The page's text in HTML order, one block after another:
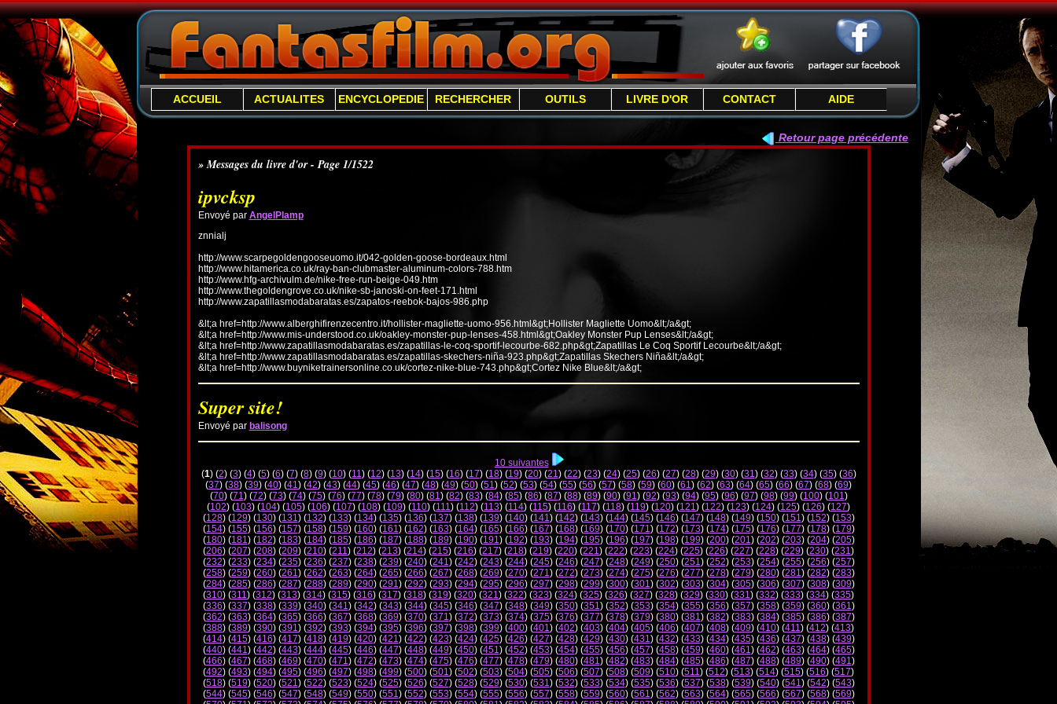
ACCUEIL ACTUALITES ENCYCLOPEDIE RECHERCHER OUTILS LIVRE D'OR CONTACT AIDE
Retour page précédente
» Messages du livre d'or - Page 1/1522
ipvcksp
Envoyé par AngelPlamp
znnialj
http://www.scarpegoldengooseuomo.it/042-golden-goose-bordeaux.html
http://www.hitamerica.co.uk/ray-ban-clubmaster-aluminum-colors-788.htm
http://www.hfg-archivulm.de/nike-free-run-beige-049.htm
http://www.thegoldengrove.co.uk/nike-sb-janoski-on-feet-171.html
http://www.zapatillasmodabaratas.es/zapatos-reebok-bajos-986.php
&lt;a href=http://www.alberghifirenzecentro.it/hollister-magliette-uomo-956.html&gt;Hollister Magliette Uomo&lt;/a&gt;
&lt;a href=http://www.mis-understood.co.uk/oakley-monster-pup-lenses-458.html&gt;Oakley Monster Pup Lenses&lt;/a&gt;
&lt;a href=http://www.zapatillasmodabaratas.es/zapatillas-le-coq-sportif-lecourbe-682.php&gt;Zapatillas Le Coq Sportif Lecourbe&lt;/a&gt;
&lt;a href=http://www.zapatillasmodabaratas.es/zapatillas-skechers-niña-923.php&gt;Zapatillas Skechers Niña&lt;/a&gt;
&lt;a href=http://www.buyniketrainersonline.co.uk/cortez-nike-blue-743.php&gt;Cortez Nike Blue&lt;/a&gt;
Super site!
Envoyé par balisong
10 suivantes
(1) (2) (3) (4) (5) (6) (7) (8) (9) (10) (11) (12) (13) (14) (15) (16) (17) (18) (19) (20) (21) (22) (23) (24) (25) (26) (27) (28) (29) (30) (31) (32) (33) (34) (35) (36)
(37) (38) (39) (40) (41) (42) (43) (44) (45) (46) (47) (48) (49) (50) (51) (52) (53) (54) (55) (56) (57) (58) (59) (60) (61) (62) (63) (64) (65) (66) (67) (68) (69)
(70) (71) (72) (73) (74) (75) (76) (77) (78) (79) (80) (81) (82) (83) (84) (85) (86) (87) (88) (89) (90) (91) (92) (93) (94) (95) (96) (97) (98) (99) (100) (101)
(102) (103) (104) (105) (106) (107) (108) (109) (110) (111) (112) (113) (114) (115) (116) (117) (118) (119) (120) (121) (122) (123) (124) (125) (126) (127)
(128) (129) (130) (131) (132) (133) (134) (135) (136) (137) (138) (139) (140) (141) (142) (143) (144) (145) (146) (147) (148) (149) (150) (151) (152) (153)
(154) (155) (156) (157) (158) (159) (160) (161) (162) (163) (164) (165) (166) (167) (168) (169) (170) (171) (172) (173) (174) (175) (176) (177) (178) (179)
(180) (181) (182) (183) (184) (185) (186) (187) (188) (189) (190) (191) (192) (193) (194) (195) (196) (197) (198) (199) (200) (201) (202) (203) (204) (205)
(206) (207) (208) (209) (210) (211) (212) (213) (214) (215) (216) (217) (218) (219) (220) (221) (222) (223) (224) (225) (226) (227) (228) (229) (230) (231)
(232) (233) (234) (235) (236) (237) (238) (239) (240) (241) (242) (243) (244) (245) (246) (247) (248) (249) (250) (251) (252) (253) (254) (255) (256) (257)
(258) (259) (260) (261) (262) (263) (264) (265) (266) (267) (268) (269) (270) (271) (272) (273) (274) (275) (276) (277) (278) (279) (280) (281) (282) (283)
(284) (285) (286) (287) (288) (289) (290) (291) (292) (293) (294) (295) (296) (297) (298) (299) (300) (301) (302) (303) (304) (305) (306) (307) (308) (309)
(310) (311) (312) (313) (314) (315) (316) (317) (318) (319) (320) (321) (322) (323) (324) (325) (326) (327) (328) (329) (330) (331) (332) (333) (334) (335)
(336) (337) (338) (339) (340) (341) (342) (343) (344) (345) (346) (347) (348) (349) (350) (351) (352) (353) (354) (355) (356) (357) (358) (359) (360) (361)
(362) (363) (364) (365) (366) (367) (368) (369) (370) (371) (372) (373) (374) (375) (376) (377) (378) (379) (380) (381) (382) (383) (384) (385) (386) (387)
(388) (389) (390) (391) (392) (393) (394) (395) (396) (397) (398) (399) (400) (401) (402) (403) (404) (405) (406) (407) (408) (409) (410) (411) (412) (413)
(414) (415) (416) (417) (418) (419) (420) (421) (422) (423) (424) (425) (426) (427) (428) (429) (430) (431) (432) (433) (434) (435) (436) (437) (438) (439)
(440) (441) (442) (443) (444) (445) (446) (447) (448) (449) (450) (451) (452) (453) (454) (455) (456) (457) (458) (459) (460) (461) (462) (463) (464) (465)
(466) (467) (468) (469) (470) (471) (472) (473) (474) (475) (476) (477) (478) (479) (480) (481) (482) (483) (484) (485) (486) (487) (488) (489) (490) (491)
(492) (493) (494) (495) (496) (497) (498) (499) (500) (501) (502) (503) (504) (505) (506) (507) (508) (509) (510) (511) (512) (513) (514) (515) (516) (517)
(518) (519) (520) (521) (522) (523) (524) (525) (526) (527) (528) (529) (530) (531) (532) (533) (534) (535) (536) (537) (538) (539) (540) (541) (542) (543)
(544) (545) (546) (547) (548) (549) (550) (551) (552) (553) (554) (555) (556) (557) (558) (559) (560) (561) (562) (563) (564) (565) (566) (567) (568) (569)